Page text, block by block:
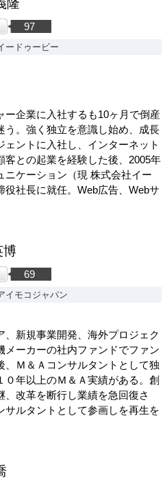
隆
97
ードゥービー
ー企業に入社するも10ヶ月で倒産
う。強く独立を意識し始め、成長
ントに入社し、インターネット
客との起業を経験した後、2005年
ケーション（現 株式会社イー
役社長に就任。Web広告、Webサ
博
69
イモコジャパン
新規事業開発、海外プロジェク
メーカーの社内ファンドでファン
、Ｍ＆Ａコンサルタントとして独
年以上のＭ＆Ａ実績がある。創
改革を断行し業績を急回復さ
ルタントとして参画しを再生を